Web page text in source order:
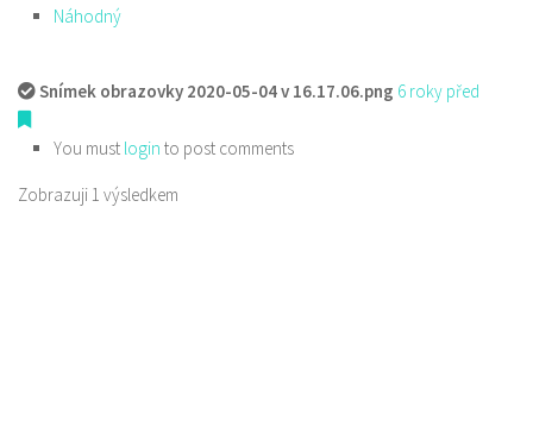
Náhodný
Snímek obrazovky 2020-05-04 v 16.17.06.png 6 roky před
You must login to post comments
Zobrazuji 1 výsledkem